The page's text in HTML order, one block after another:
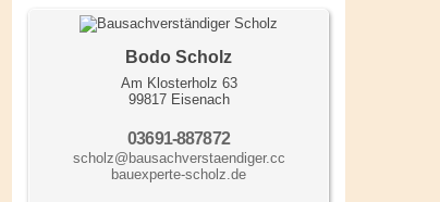
Bodo Scholz
Am Klosterholz 63
99817 Eisenach
03691-887872
scholz@bausachverstaendiger.cc
bauexperte-scholz.de